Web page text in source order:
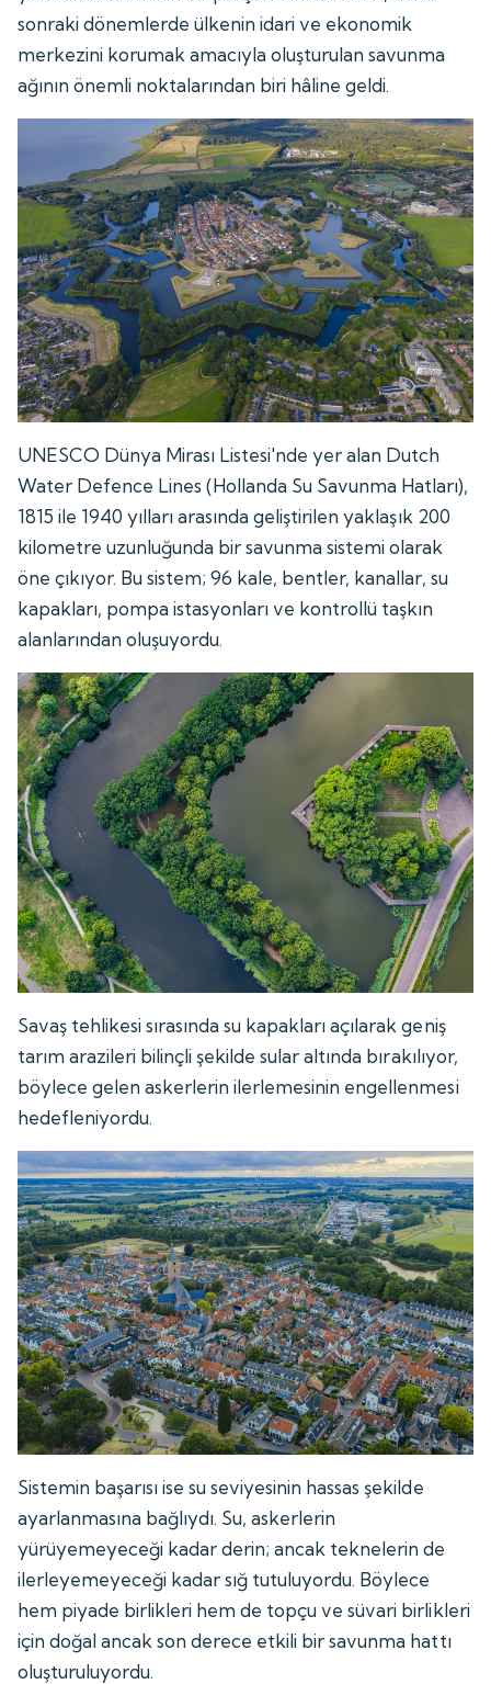
sonraki dönemlerde ülkenin idari ve ekonomik
merkezini korumak amacıyla oluşturulan savunma
ağının önemli noktalarından biri hâline geldi.
UNESCO Dünya Mirası Listesi'nde yer alan Dutch
Water Defence Lines (Hollanda Su Savunma Hatları),
1815 ile 1940 yılları arasında geliştirilen yaklaşık 200
kilometre uzunluğunda bir savunma sistemi olarak
öne çıkıyor. Bu sistem; 96 kale, bentler, kanallar, su
kapakları, pompa istasyonları ve kontrollü taşkın
alanlarından oluşuyordu.
Savaş tehlikesi sırasında su kapakları açılarak geniş
tarım arazileri bilinçli şekilde sular altında bırakılıyor,
böylece gelen askerlerin ilerlemesinin engellenmesi
hedefleniyordu.
Sistemin başarısı ise su seviyesinin hassas şekilde
ayarlanmasına bağlıydı. Su, askerlerin
yürüyemeyeceği kadar derin; ancak teknelerin de
ilerleyemeyeceği kadar sığ tutuluyordu. Böylece
hem piyade birlikleri hem de topçu ve süvari birlikleri
için doğal ancak son derece etkili bir savunma hattı
oluşturuluyordu.